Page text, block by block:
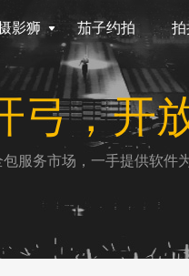
影狮 茄子约拍 拍
弓，开
服务市场，一手提供软件